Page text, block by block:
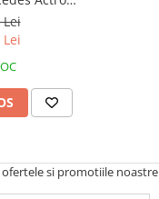
MP5
Lei
Lei
si promotiile noastre